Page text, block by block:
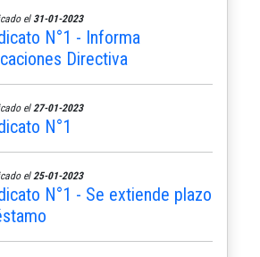
el 31-01-2023
N°1 - Informa
Directiva
el 27-01-2023
N°1
el 25-01-2023
N°1 - Se extiende plazo